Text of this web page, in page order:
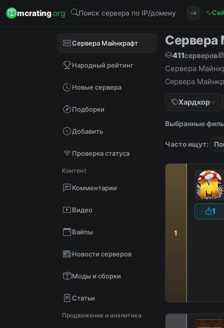
mcrating.org
Сервера Майнкрафт
Народный рейтинг
Новые сервера
Подборки
Добавить
Проверка статуса
Контент
Комментарии
Видео
Вайпы
Новости серверов
Моды и сборки
Статьи
Продвижение и аналитика
Сервера
411серверов
Сервера
Сервера
Хардкор
Выбранные
Часто ищут:
1
1